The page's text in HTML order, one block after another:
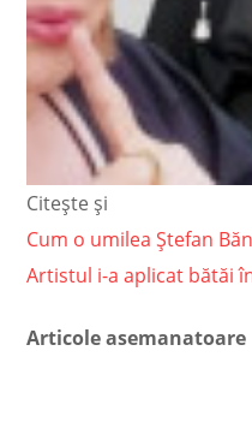
Citește și
Cum o umilea Ștefan
Artistul i-a aplicat bătăi
Articole asemanatoare